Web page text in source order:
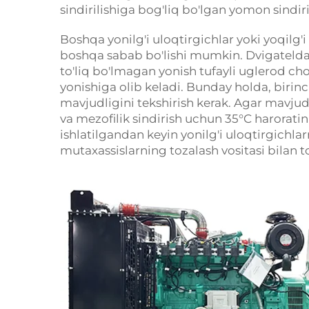
sindirilishiga bog'liq bo'lgan yomon
Boshqa yonilg'i uloqtirgichlar yoki
boshqa sabab bo'lishi mumkin.
to'liq bo'lmagan yonish tufayli uglerod
yonishiga olib keladi. Bunday holda,
mavjudligini tekshirish kerak. Agar
va mezofilik sindirish uchun 35°C
ishlatilgandan keyin yonilg'i
mutaxassislarning tozalash vositasi bilan